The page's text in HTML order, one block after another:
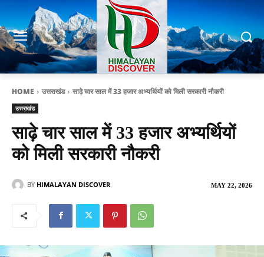
HOME उत्तराखंड साढ़े चार साल में 33 हजार अभ्यर्थियों को मिली सरकारी नौकरी
उत्तराखंड
साढ़े चार साल में 33 हजार अभ्यर्थियों
को मिली सरकारी नौकरी
MAY 22, 2026
BY HIMALAYAN DISCOVER